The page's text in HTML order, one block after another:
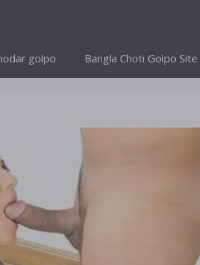
golpo Bangla Choti Golpo Site